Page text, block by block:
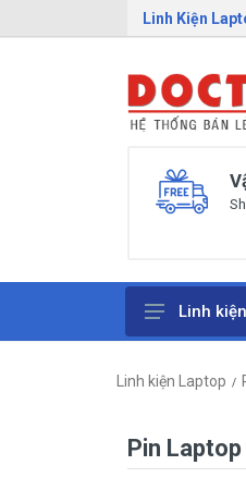
Linh Kiện
Bàn Phím
Linh
Linh kiện Laptop
Pin